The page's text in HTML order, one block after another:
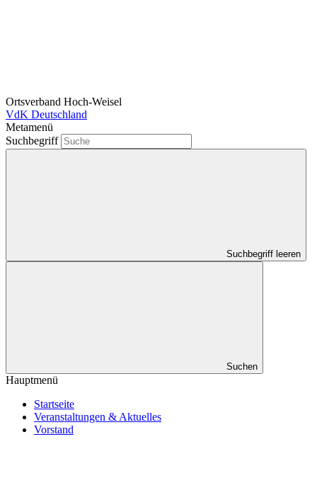
Ortsverband Hoch-Weisel
VdK Deutschland
Metamenü
Suchbegriff
Suchbegriff leeren
Suchen
Hauptmenü
Startseite
Veranstaltungen & Aktuelles
Vorstand